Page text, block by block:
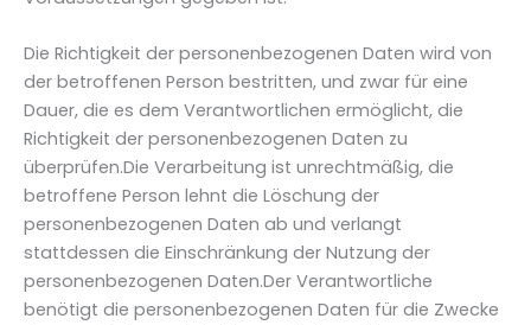
Die Richtigkeit der personenbezogenen Daten wird von
der betroffenen Person bestritten, und zwar für eine
Dauer, die es dem Verantwortlichen ermöglicht, die
Richtigkeit der personenbezogenen Daten zu
überprüfen.Die Verarbeitung ist unrechtmäßig, die
betroffene Person lehnt die Löschung der
personenbezogenen Daten ab und verlangt
stattdessen die Einschränkung der Nutzung der
personenbezogenen Daten.Der Verantwortliche
benötigt die personenbezogenen Daten für die Zwecke